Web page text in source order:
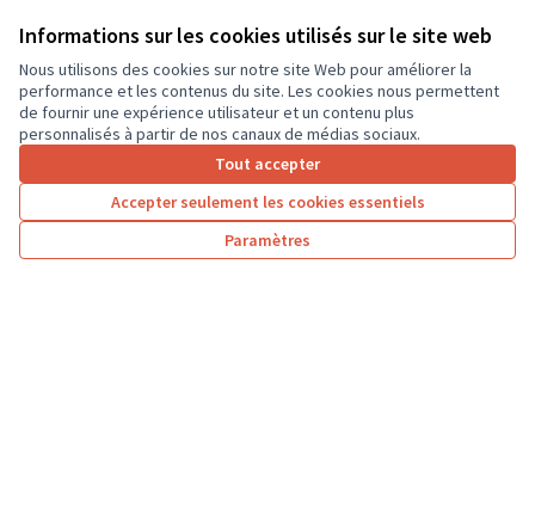
Informations sur les cookies utilisés sur le site web
Nous utilisons des cookies sur notre site Web pour améliorer la
performance et les contenus du site. Les cookies nous permettent
de fournir une expérience utilisateur et un contenu plus
personnalisés à partir de nos canaux de médias sociaux.
Tout accepter
Accepter seulement les cookies essentiels
Paramètres